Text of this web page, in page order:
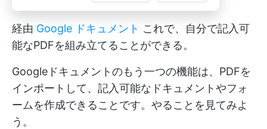
経由 Google ドキュメント これで、自分で記入可
能なPDFを組み立てることができる。
Googleドキュメントのもう一つの機能は、PDFを
インポートして、記入可能なドキュメントやフォ
ームを作成できることです。やることを見てみよ
う。